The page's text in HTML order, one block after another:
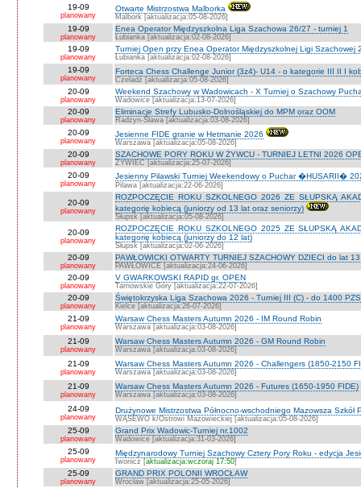
19-09
planowany
Otwarte Mistrzostwa Malborka
Malbork [aktualizacja:05-08-2026]
19-09
planowany
Enea Operator Międzyszkolna Liga Szachowa 26/27 - turniej 1
Łubianka [aktualizacja:02-08-2026]
19-09
planowany
Turniej Open przy Enea Operator Międzyszkolnej Ligi Szachowej
Łubianka [aktualizacja:02-08-2026]
19-09
planowany
Forteca Chess Challenge Junior (3z4)- U14 - o kategorie III II I
Czeladź [aktualizacja:05-08-2026]
20-09
planowany
Weekend Szachowy w Wadowicach - X Turniej o Szachowy
Wadowice [aktualizacja:13-07-2026]
20-09
planowany
Eliminacje Strefy Lubusko-Dolnośląskiej do MPM oraz OOM
Radzyn-Sława [aktualizacja:03-08-2026]
20-09
planowany
Jesienne FIDE granie w Hetmanie 2026
Warszawa [aktualizacja:05-08-2026]
20-09
planowany
SZACHOWE PORY ROKU W ŻYWCU - TURNIEJ LETNI 2026
ŻYWIEC [aktualizacja:25-07-2026]
20-09
planowany
Jesienny Pilawski Turniej Weekendowy o Puchar �HUSARII�
Pilawa [aktualizacja:22-06-2026]
20-09
planowany
ROZPOCZĘCIE ROKU SZKOLNEGO 2026 ZE SŁUPSKĄ
kategorię kobiecą (juniorzy od 13 lat oraz seniorzy)
Słupsk [aktualizacja:05-08-2026]
20-09
planowany
ROZPOCZĘCIE ROKU SZKOLNEGO 2025 ZE SŁUPSKĄ
kategorię kobiecą (juniorzy do 12 lat)
Słupsk [aktualizacja:02-06-2026]
20-09
planowany
PAWŁOWICKI OTWARTY TURNIEJ SZACHOWY DZIECI do lat
PAWŁOWICE [aktualizacja:24-06-2026]
20-09
planowany
V GWARKOWSKI RAPID gr. OPEN
Tarnowskie Góry [aktualizacja:22-07-2026]
20-09
planowany
Świętokrzyska Liga Szachowa 2026 - Turniej III (C) - do 1400
Kielce [aktualizacja:26-07-2026]
21-09
planowany
Warsaw Chess Masters Autumn 2026 - IM Round Robin
Warszawa [aktualizacja:03-08-2026]
21-09
planowany
Warsaw Chess Masters Autumn 2026 - GM Round Robin
Warszawa [aktualizacja:03-08-2026]
21-09
planowany
Warsaw Chess Masters Autumn 2026 - Challengers (1850-2150
Warszawa [aktualizacja:03-08-2026]
21-09
planowany
Warsaw Chess Masters Autumn 2026 - Futures (1650-1950 FIDE)
Warszawa [aktualizacja:03-08-2026]
24-09
planowany
Drużynowe Mistrzostwa Północno-wschodniego Mazowsza Szkół
WĄSEWO k/Ostrowi Mazowieckiej [aktualizacja:05-08-2026]
25-09
planowany
Grand Prix Wadowic-Turniej nr.1002
Wadowice [aktualizacja:31-03-2026]
25-09
planowany
Międzynarodowy Turniej Szachowy Cztery Pory Roku - edycja
Iwonicz [aktualizacja:wczoraj 17:50]
25-09
planowany
GRAND PRIX POLONII WROCŁAW
Wrocław [aktualizacja:25-05-2026]